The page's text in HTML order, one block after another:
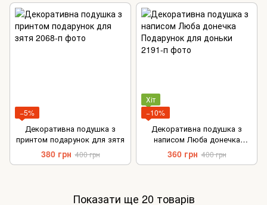
−5%
Декоративна подушка з
принтом подарунок для зятя
380 грн 400 грн
Хіт
−10%
Декоративна подушка з
написом Люба донечка
Подарунок для доньки
360 грн 400 грн
Показати ще 20 товарів